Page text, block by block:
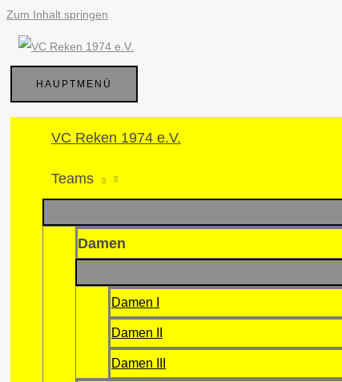
Zum Inhalt springen
HAUPTMENÜ
VC Reken 1974 e.V.
Teams
Damen
Damen I
Damen II
Damen III